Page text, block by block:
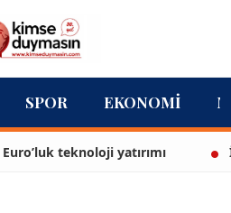
SPOR EKONOMI
teknoloji yatırımı